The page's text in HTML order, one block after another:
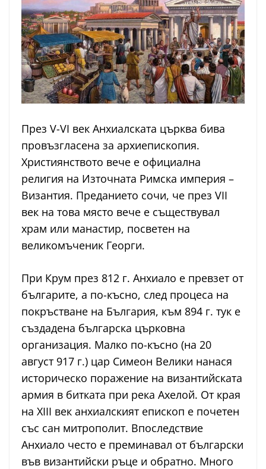
През V-VI век Анхиалската църква бива
провъзгласена за архиепископия.
Християнството вече е официална
религия на Източната Римска империя –
Византия. Преданието сочи, че през VII
век на това място вече е съществувал
храм или манастир, посветен на
великомъченик Георги.
При Крум през 812 г. Анхиало е превзет от
българите, а по-късно, след процеса на
покръстване на България, към 894 г. тук е
създадена българска църковна
организация. Малко по-късно (на 20
август 917 г.) цар Симеон Велики нанася
историческо поражение на византийската
армия в битката при река Ахелой. От края
на XIII век анхиалският епископ е почетен
със сан митрополит. Впоследствие
Анхиало често е преминавал от български
във византийски ръце и обратно. Много